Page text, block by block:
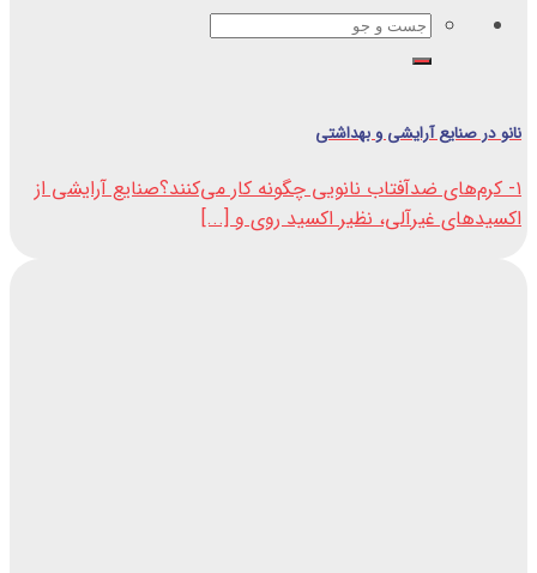
جستجو
برای:
نانو در صنایع آرایشی و بهداشتی
۱- کرم‌های ضدآفتاب نانویی چگونه کار می‌کنند؟صنایع آرایشی از
اکسیدهای غیرآلی، نظیر اکسید روی و [...]